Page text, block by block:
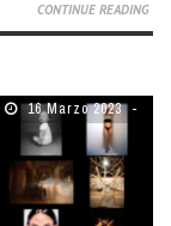
CONTINUE READING
16 Marzo 2023